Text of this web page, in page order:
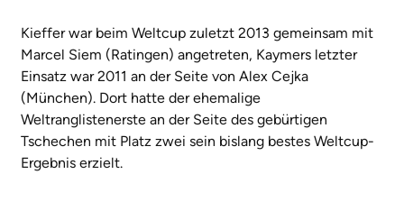
Kieffer war beim Weltcup zuletzt 2013 gemeinsam mit
Marcel Siem (Ratingen) angetreten, Kaymers letzter
Einsatz war 2011 an der Seite von Alex Cejka
(München). Dort hatte der ehemalige
Weltranglistenerste an der Seite des gebürtigen
Tschechen mit Platz zwei sein bislang bestes Weltcup-
Ergebnis erzielt.